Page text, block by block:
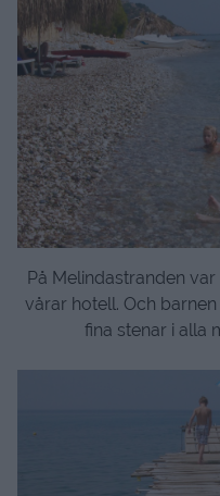
På Melindastranden
vårar hotell. Och
fina stenar i alla